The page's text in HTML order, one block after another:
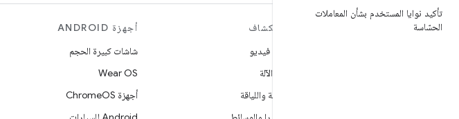
تأكيد نوايا المستخدم بشأن المعاملات
الحسّاسة
مزيد من المعلومات حول نظام
استكشاف
ألعاب فيديو
تعلُم الآلة
الصحة واللياقة
أجهزة ANDROID
شاشات كبيرة الحجم
Wear OS
أجهزة ChromeOS